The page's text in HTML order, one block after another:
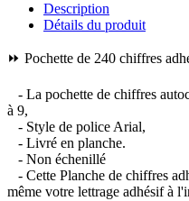
Description
Détails du produit
⏩ Pochette de 240 chiffres
- La pochette de chiffres
à 9,
- Style de police Arial,
- Livré en planche.
- Non échenillé
- Cette Planche de chiffres
même votre lettrage adhésif à